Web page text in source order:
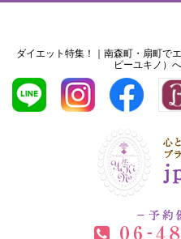
ダイエット特集！｜南森町・扇町で
ピーユキノ）